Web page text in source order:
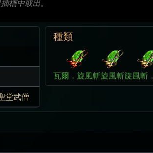
槽中取出。
堂武僧
種類
瓦爾．旋風斬旋風斬旋風斬